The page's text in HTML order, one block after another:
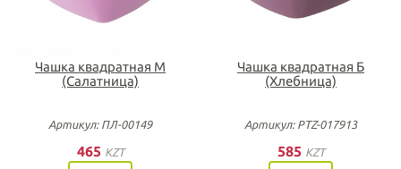
Чашка квадратная М
(Салатница)
Артикул: ПЛ-00149
465 KZT
Чашка квадратная Б
(Хлебница)
Артикул: PTZ-017913
585 KZT